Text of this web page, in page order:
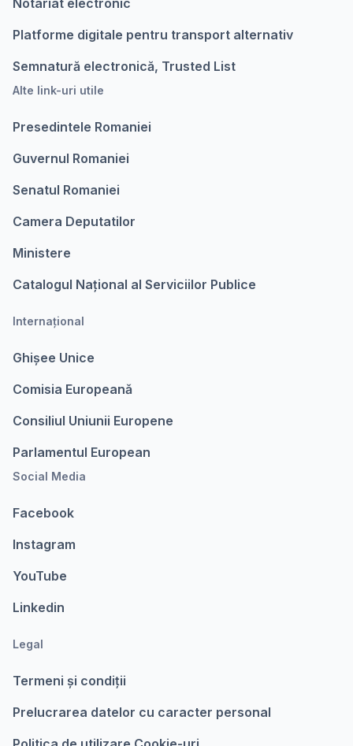
Notariat electronic
Platforme digitale pentru transport alternativ
Semnatură electronică, Trusted List
Alte link-uri utile
Presedintele Romaniei
Guvernul Romaniei
Senatul Romaniei
Camera Deputatilor
Ministere
Catalogul Național al Serviciilor Publice
Internațional
Ghișee Unice
Comisia Europeanǎ
Consiliul Uniunii Europene
Parlamentul European
Social Media
Facebook
Instagram
YouTube
Linkedin
Legal
Termeni şi condiții
Prelucrarea datelor cu caracter personal